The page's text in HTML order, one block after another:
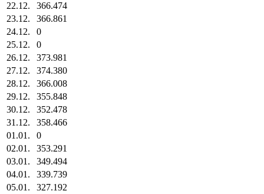
22.12.
366.474
23.12.
366.861
24.12.
0
25.12.
0
26.12.
373.981
27.12.
374.380
28.12.
366.008
29.12.
355.848
30.12.
352.478
31.12.
358.466
01.01.
0
02.01.
353.291
03.01.
349.494
04.01.
339.739
05.01.
327.192